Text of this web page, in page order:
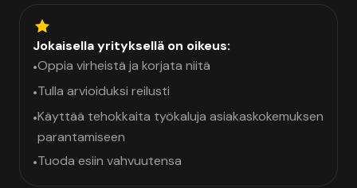
Jokaisella yrityksellä on oikeus:
•Oppia virheistä ja korjata niitä
•Tulla arvioiduksi reilusti
•Käyttää tehokkaita työkaluja asiakaskokemuksen
parantamiseen
•Tuoda esiin vahvuutensa